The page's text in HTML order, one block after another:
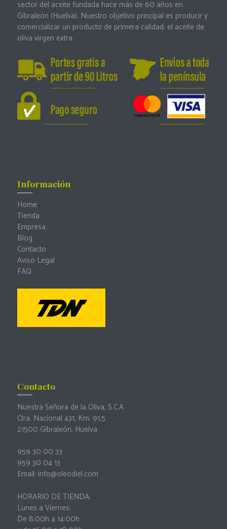
sector del aceite fundada hace más de 60 años en
Gibraleón (Huelva). Nuestro objetivo principal es producir y
comercializar un producto de primera calidad: el aceite de
oliva virgen extra.
Información
Home
Tienda
Empresa
Blog
Contacto
Aviso Legal
FAQ
Contacto
Nuestra Señora de la Oliva, S.C.A
Ctra. Nacional 431, Km. 91,5
21500 Gibraleón, Huelva
959 30 00 33
959 30 04 13
Email: info@oleodiel.com
HORARIO DE TIENDA:
Lunes a Viernes:
De 8:00h a 14:00h